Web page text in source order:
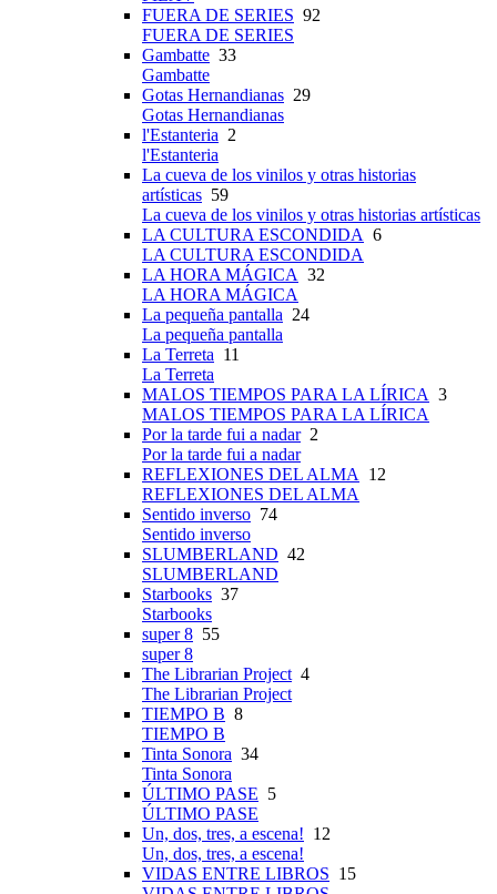
FUERA DE SERIES 92
FUERA DE SERIES
Gambatte 33
Gambatte
Gotas Hernandianas 29
Gotas Hernandianas
l'Estanteria 2
l'Estanteria
La cueva de los vinilos y otras historias
artísticas 59
La cueva de los vinilos y otras historias artísticas
LA CULTURA ESCONDIDA 6
LA CULTURA ESCONDIDA
LA HORA MÁGICA 32
LA HORA MÁGICA
La pequeña pantalla 24
La pequeña pantalla
La Terreta 11
La Terreta
MALOS TIEMPOS PARA LA LÍRICA 3
MALOS TIEMPOS PARA LA LÍRICA
Por la tarde fui a nadar2
Por la tarde fui a nadar
REFLEXIONES DEL ALMA
12
REFLEXIONES DEL ALMA
Sentido inverso 74
Sentido inverso
SLUMBERLAND 42
SLUMBERLAND
Starbooks 37
Starbooks
super 8 55
super 8
The Librarian Project 4
The Librarian Project
TIEMPO B 8
TIEMPO B
Tinta Sonora 34
Tinta Sonora
ÚLTIMO PASE 5
ÚLTIMO PASE
Un, dos, tres, a escena! 12
Un, dos, tres, a escena!
VIDAS ENTRE LIBROS 15